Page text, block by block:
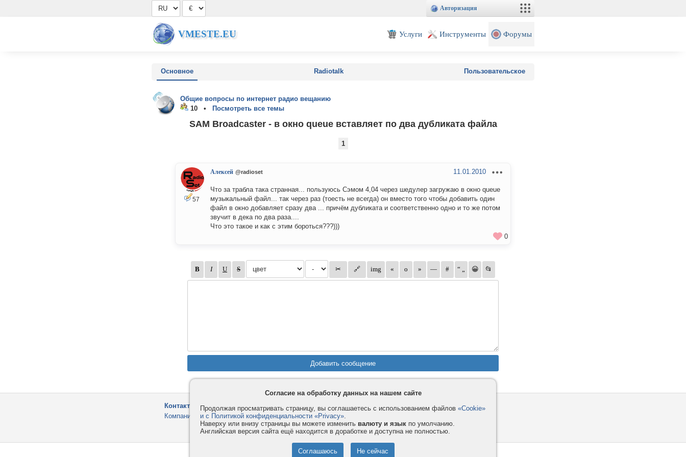
Авторизация
VMESTE.EU Услуги Инструменты Форумы
Основное Radiotalk Пользовательское
Общие вопросы по интернет радио вещанию
10 •
Посмотреть все темы
SAM Broadcaster - в окно queue вставляет по два дубликата файла
1
57
Алексей @radioset 11.01.2010
Что за трабла така странная... пользуюсь Сэмом 4,04 через шедулер загружаю в окно queue
музыкальный файл... так через раз (тоесть не всегда) он вместо того чтобы добавить один
файл в окно добавляет сразу два ... причём дубликата и соответственно одно и то же потом
звучит в дека по два раза....
Что это такое и как с этим бороться???)))
0
Контакты
Компания
Privacy и Cookie
Правила и условия
Услуги
Помощь
© 2008-2026VMESTE.EU- Все права защищены.
Согласие на обработку данных на нашем сайте
Продолжая просматривать страницу, вы соглашаетесь с использованием файлов «Cookie»
и с Политикой конфиденциальности «Privacy».
Наверху или внизу страницы вы можете изменить валюту и язык по умолчанию.
Английская версия сайта ещё находится в доработке и доступна не полностью.